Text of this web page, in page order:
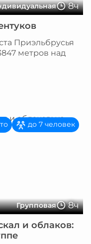
8ч
Приэльбрусья
метров над
Групповая 8ч
до 7 человек
и облаков: